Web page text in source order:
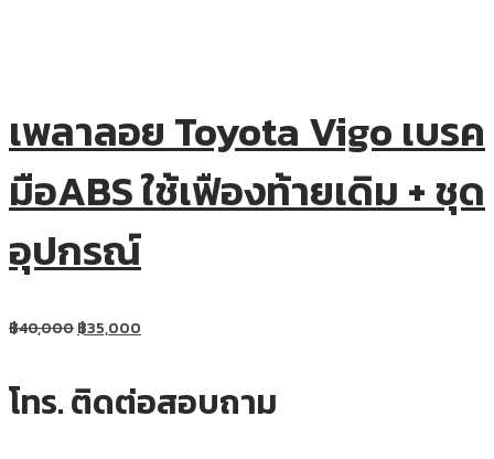
เพลาลอย Toyota Vigo เบรค
มือABS ใช้เฟืองท้ายเดิม + ชุด
อุปกรณ์
฿40,000฿35,000
โทร. ติดต่อสอบถาม